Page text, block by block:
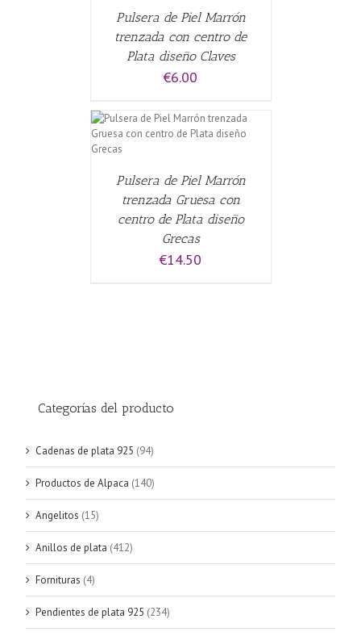
Pulsera de Piel Marrón
trenzada con centro de
Plata diseño Claves
€6.00
Pulsera de Piel Marrón
trenzada Gruesa con
centro de Plata diseño
Grecas
€14.50
Categorías del producto
Cadenas de plata 925 (94)
Productos de Alpaca (140)
Angelitos (15)
Anillos de plata (412)
Fornituras (4)
Pendientes de plata 925 (234)